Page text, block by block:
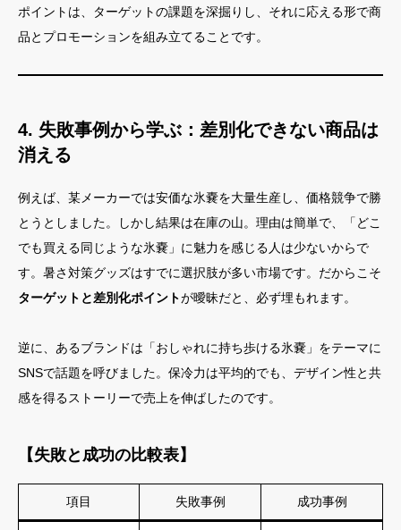
ポイントは、ターゲットの課題を深掘りし、それに応える形で商
品とプロモーションを組み立てることです。
4. 失敗事例から学ぶ：差別化できない商品は
消える
例えば、某メーカーでは安価な氷嚢を大量生産し、価格競争で勝
とうとしました。しかし結果は在庫の山。理由は簡単で、「どこ
でも買える同じような氷嚢」に魅力を感じる人は少ないからで
す。暑さ対策グッズはすでに選択肢が多い市場です。だからこそ
ターゲットと差別化ポイントが曖昧だと、必ず埋もれます。
逆に、あるブランドは「おしゃれに持ち歩ける氷嚢」をテーマに
SNSで話題を呼びました。保冷力は平均的でも、デザイン性と共
感を得るストーリーで売上を伸ばしたのです。
【失敗と成功の比較表】
項目 失敗事例 成功事例